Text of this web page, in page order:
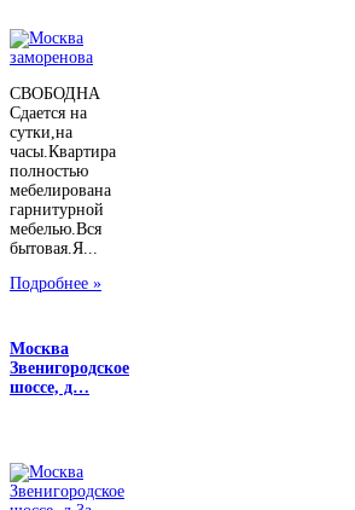
СВОБОДНА
Сдается на
сутки,на
часы.Квартира
полностью
мебелирована
гарнитурной
мебелью.Вся
бытовая.Я...
Подробнее »
Москва
Звенигородское
шоссе, д…